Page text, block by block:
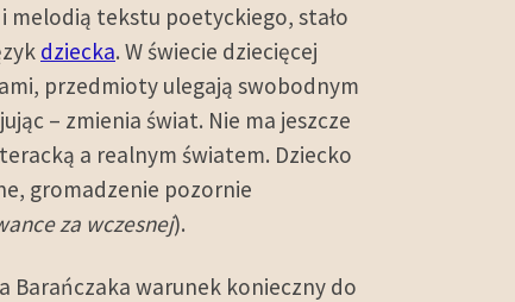
melodią tekstu poetyckiego, stało
dziecka. W świecie dziecięcej
przedmioty ulegają swobodnym
– zmienia świat. Nie ma jeszcze
a realnym światem. Dziecko
gromadzenie pozornie
za wczesnej).
Barańczaka warunek konieczny do